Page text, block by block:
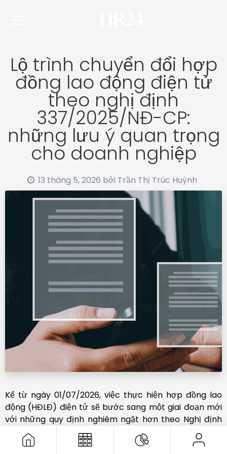
Lộ trình chuyển đổi hợp
đồng lao động điện tử
theo nghị định
337/2025/NĐ-CP:
những lưu ý quan trọng
cho doanh nghiệp
13 tháng 5, 2026 bởi Trần Thị Trúc Huỳnh
Kể từ ngày 01/07/2026, việc thực hiện hợp đồng lao
động (HĐLĐ) điện tử sẽ bước sang một giai đoạn mới
với những quy định nghiêm ngặt hơn theo Nghị định
337/2025/NĐ-CP. Đây không còn đơn thuần là việc "số
hóa" các tệp PDF mà là một quy trình pháp lý chặt